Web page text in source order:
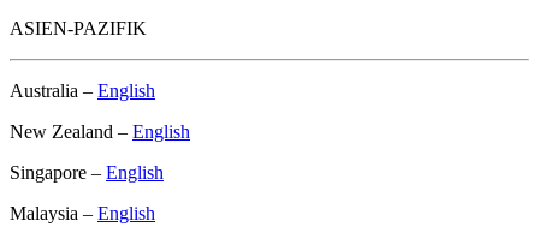
ASIEN-PAZIFIK
Australia – English
New Zealand – English
Singapore – English
Malaysia – English